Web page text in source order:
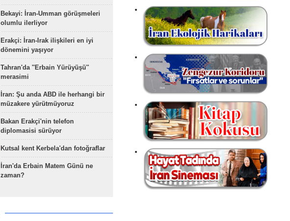
Bekayi: İran-Umman görüşmeleri
olumlu ilerliyor
Erakçi: İran-Irak ilişkileri en iyi
dönemini yaşıyor
Tahran'da ''Erbain Yürüyüşü''
merasimi
İran: Şu anda ABD ile herhangi bir
müzakere yürütmüyoruz
Bakan Erakçi'nin telefon
diplomasisi sürüyor
Kutsal kent Kerbela'dan fotoğraflar
İran'da Erbain Matem Günü ne
zaman?